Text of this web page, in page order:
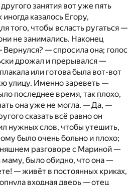
занятия вот уже пять
казалось Егору,
того, чтобы всласть ругаться —
не занимались. Наконец
— спросила она; голос
дрожал и прерывался —
или готова была вот-вот
улицу. Именно зареветь —
последнее время, так плохо,
она уже не могла. — Да, —
сказать всё равно он
нужных слов, чтобы утешить,
было очень больно и плохо;
разговоре с Мариной —
было обидно, что она —
— живёт в постоянных криках,
входная дверь — отец